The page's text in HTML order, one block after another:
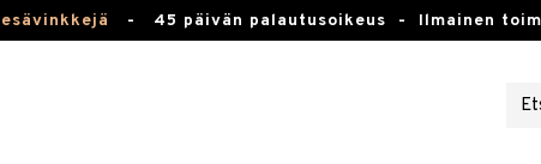
- 45 päivän palautusoikeus - Ilmainen